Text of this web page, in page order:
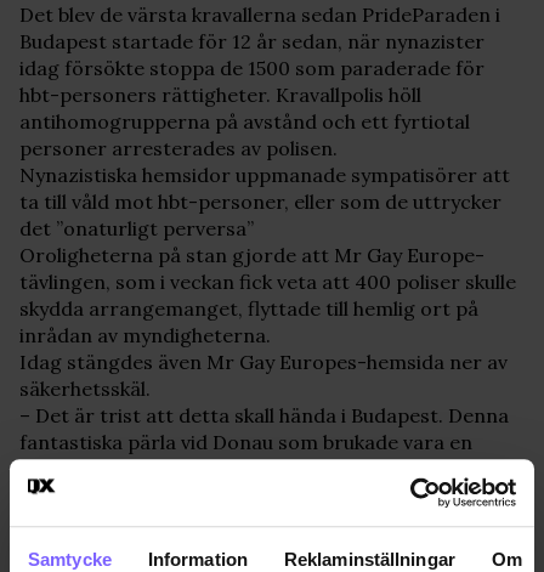
Samtycke Information Reklaminställningar Om
Det blev de värsta kravallerna sedan PrideParaden i
Budapest startade för 12 år sedan, när nynazister
idag försökte stoppa de 1500 som paraderade för
hbt-personers rättigheter. Kravallpolis höll
antihomogrupperna på avstånd och ett fyrtiotal
personer arresterades av polisen.
Nynazistiska hemsidor uppmanade sympatisörer att
ta till våld mot hbt-personer, eller som de uttrycker
det ”onaturligt perversa”
Oroligheterna på stan gjorde att Mr Gay Europe-
tävlingen, som i veckan fick veta att 400 poliser skulle
skydda arrangemanget, flyttade till hemlig ort på
inrådan av myndigheterna.
Idag stängdes även Mr Gay Europes-hemsida ner av
säkerhetsskäl.
– Det är trist att detta skall hända i Budapest. Denna
fantastiska pärla vid Donau som brukade vara en
fristad för sina grannar. Staden har alltid sett som
östra Europas Paris, ett ställe där du kan vara fri, sa
Mr Gay Europe-arrangörernaMorten RudaochTore
Aasheim